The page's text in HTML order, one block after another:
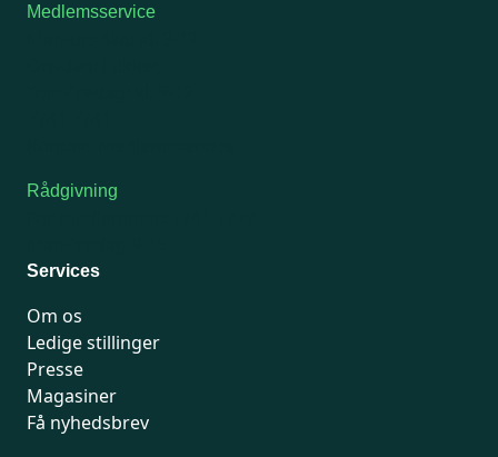
Medlemsservice
Rådgivning
Services
Om os
Ledige stillinger
Presse
Magasiner
Få nyhedsbrev